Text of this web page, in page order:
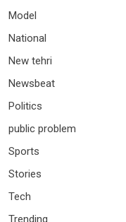
Model
National
New tehri
Newsbeat
Politics
public problem
Sports
Stories
Tech
Trending